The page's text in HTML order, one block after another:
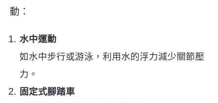
動：
水中運動
如水中步行或游泳，利用水的浮力減少關節壓
力。
固定式腳踏車